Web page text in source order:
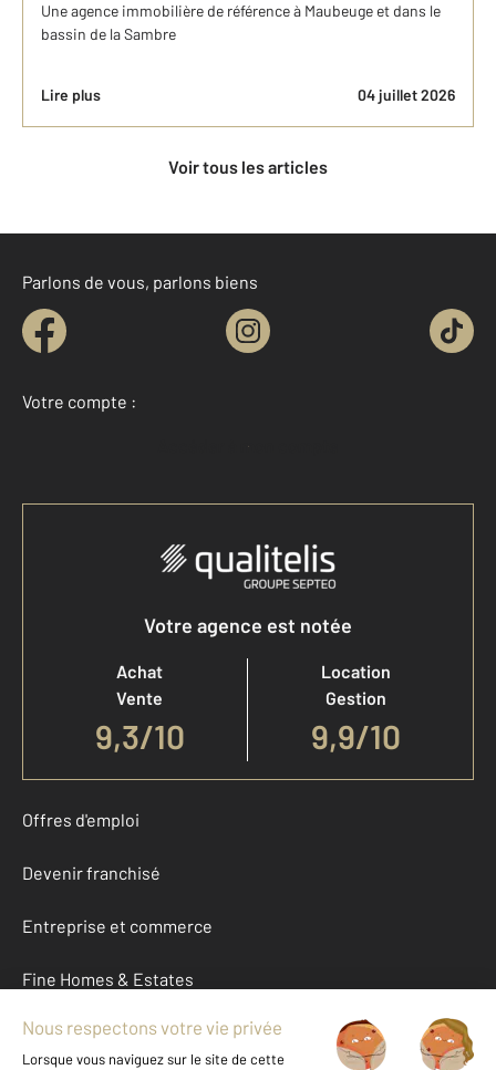
Une agence immobilière de référence à Maubeuge et dans le
bassin de la Sambre
Lire plus 04 juillet 2026
Voir tous les articles
Parlons de vous, parlons biens
Votre compte :
Accéder à mon compte
Votre agence est notée
Achat
Vente
9,3/10
Location
Gestion
9,9/10
Offres d'emploi
Devenir franchisé
Entreprise et commerce
Fine Homes & Estates
À propos